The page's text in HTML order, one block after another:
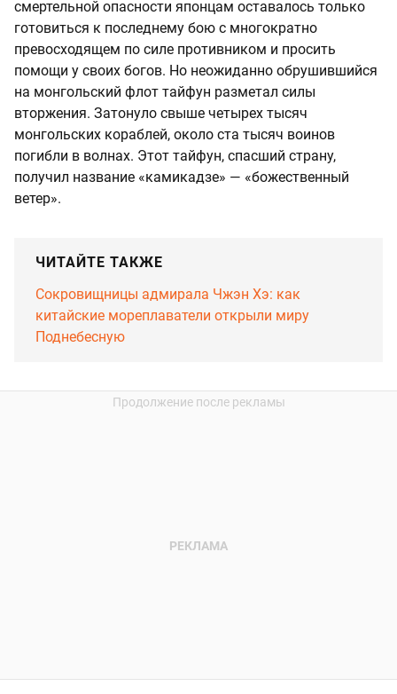
смертельной опасности японцам оставалось только
готовиться к последнему бою с многократно
превосходящем по силе противником и просить
помощи у своих богов. Но неожиданно обрушившийся
на монгольский флот тайфун разметал силы
вторжения. Затонуло свыше четырех тысяч
монгольских кораблей, около ста тысяч воинов
погибли в волнах. Этот тайфун, спасший страну,
получил название «камикадзе» — «божественный
ветер».
ЧИТАЙТЕ ТАКЖЕ
Сокровищницы адмирала Чжэн Хэ: как
китайские мореплаватели открыли миру
Поднебесную